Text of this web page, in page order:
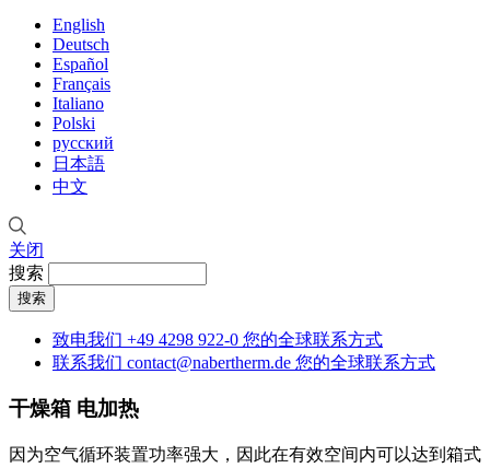
English
Deutsch
Español
Français
Italiano
Polski
русский
日本語
中文
关闭
搜索
致电我们 +49 4298 922-0 您的全球联系方式
联系我们 contact@nabertherm.de 您的全球联系方式
干燥箱 电加热
因为空气循环装置功率强大，因此在有效空间内可以达到箱式